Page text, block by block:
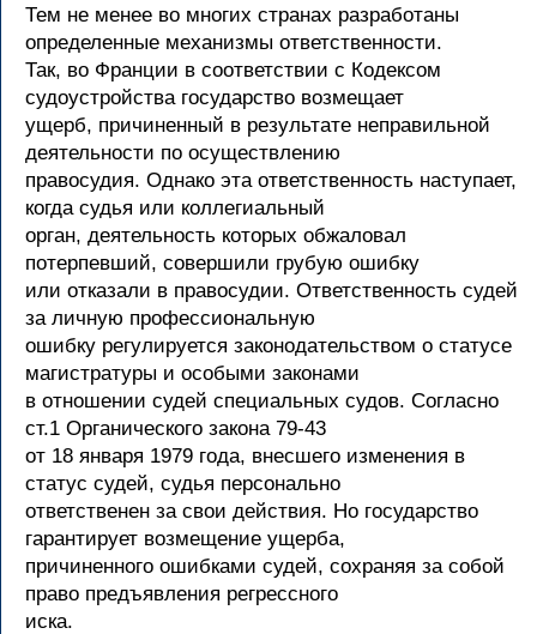
Тем не менее во многих странах разработаны
определенные механизмы ответственности.
Так, во Франции в соответствии с Кодексом
судоустройства государство возмещает
ущерб, причиненный в результате неправильной
деятельности по осуществлению
правосудия. Однако эта ответственность наступает,
когда судья или коллегиальный
орган, деятельность которых обжаловал
потерпевший, совершили грубую ошибку
или отказали в правосудии. Ответственность судей
за личную профессиональную
ошибку регулируется законодательством о статусе
магистратуры и особыми законами
в отношении судей специальных судов. Согласно
ст.1 Органического закона 79-43
от 18 января 1979 года, внесшего изменения в
статус судей, судья персонально
ответственен за свои действия. Но государство
гарантирует возмещение ущерба,
причиненного ошибками судей, сохраняя за собой
право предъявления регрессного
иска.